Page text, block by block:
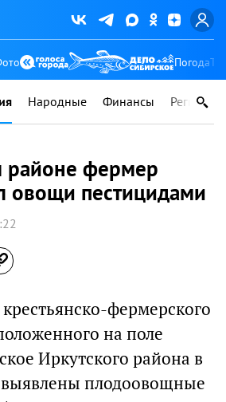
Погода
Народные Финансы Регионы
районе фермер
овощи пестицидами
фермерского
на поле
Иркутского района в
выявлены плодоовощные